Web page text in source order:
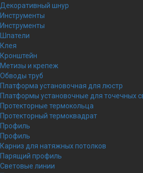
Декоративный шнур
Инструменты
Инструменты
Шпатели
Клея
Кронштейн
Метизы и крепеж
Обводы труб
Платформа установочная для люстр
Платформы установочные для точечных
Протекторные термокольца
Протекторный термоквадрат
Профиль
Профиль
Карниз для натяжных потолков
Парящий профиль
Световые линии